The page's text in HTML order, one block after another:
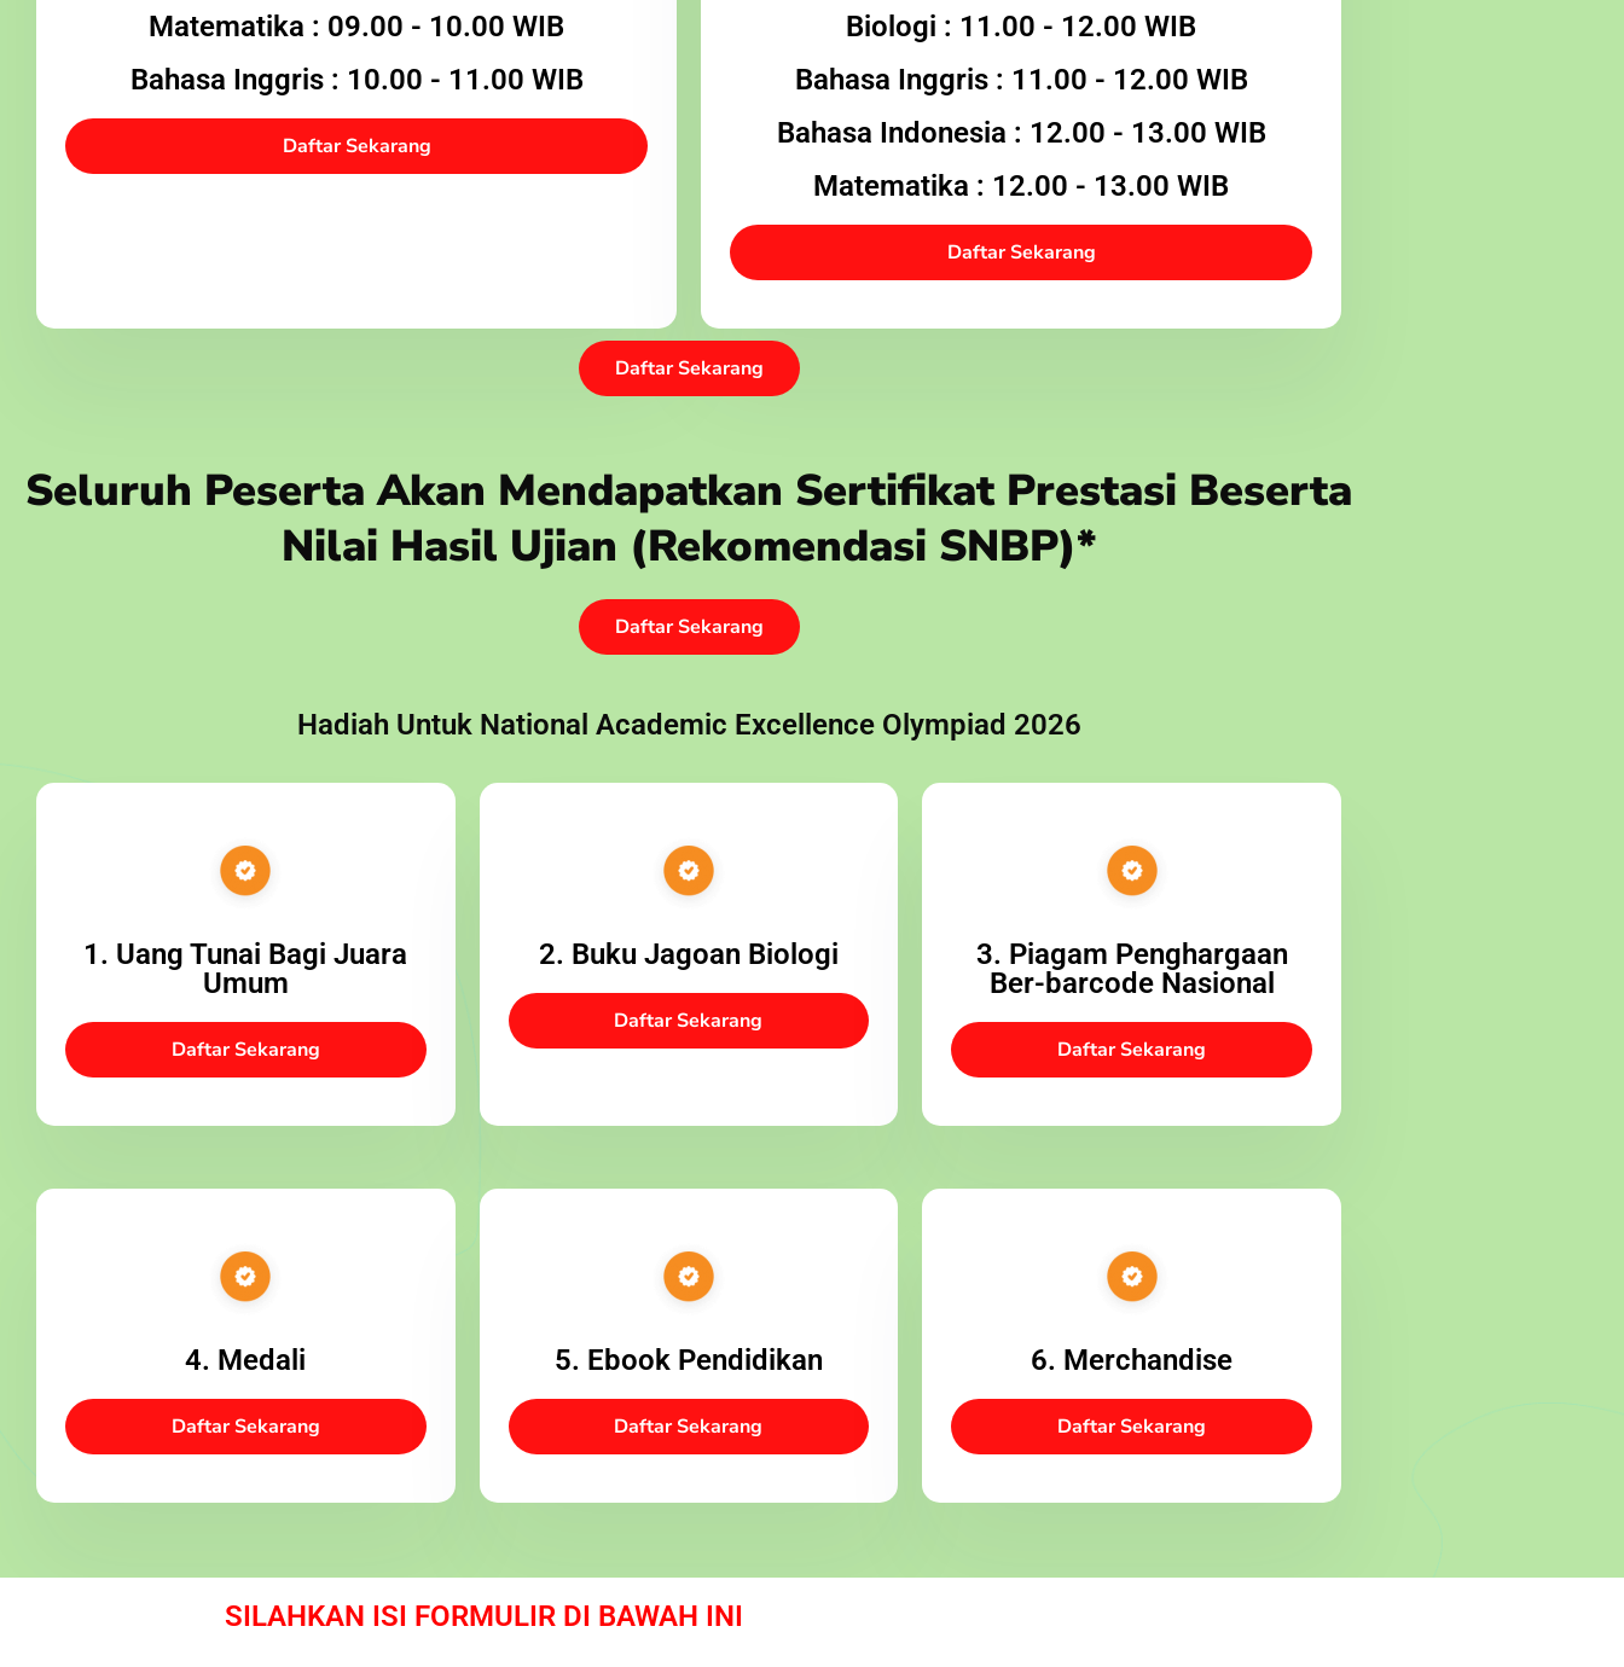
Matematika : 09.00 - 10.00 WIB
Bahasa Inggris : 10.00 - 11.00 WIB
Daftar Sekarang
Biologi : 11.00 - 12.00 WIB
Bahasa Inggris : 11.00 - 12.00 WIB
Bahasa Indonesia : 12.00 - 13.00 WIB
Matematika : 12.00 - 13.00 WIB
Daftar Sekarang
Daftar Sekarang
Seluruh Peserta Akan Mendapatkan Sertifikat Prestasi Beserta
Nilai Hasil Ujian (rekomendasi SNBP)*
Daftar Sekarang
Hadiah Untuk National Academic Excellence Olympiad 2026
1. Uang Tunai Bagi Juara
Umum
Daftar Sekarang
2. Buku Jagoan Biologi
Daftar Sekarang
3. Piagam Penghargaan
Ber-barcode Nasional
Daftar Sekarang
4. Medali
Daftar Sekarang
5. Ebook Pendidikan
Daftar Sekarang
6. Merchandise
Daftar Sekarang
SILAHKAN ISI FORMULIR DI BAWAH INI